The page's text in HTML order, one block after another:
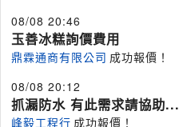
08/08 20:46
玉善冰糕詢價費用
鼎霖通商有限公司 成功報價！
08/08 20:12
抓漏防水 有此需求請協助...
峰毅工程行 成功報價！